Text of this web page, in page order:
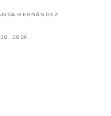
HERNÁNDEZ
2026